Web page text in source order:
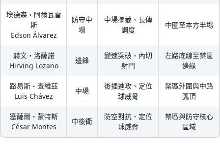
埃德森・阿爾瓦雷
斯
Edson Álvarez
防守中
場
中場攔截、長傳
調度
中圈至本方半場
赫文・洛薩諾
Hirving Lozano
邊鋒
變速突破、內切
射門
左路底線至禁區
邊緣
路易斯・查維茲
Luis Chávez
中場
後插進攻、定位
球威脅
禁區外圍與中路
弧頂
塞薩爾・蒙特斯
César Montes
中後衛
防空對抗、定位
球威脅
禁區與防守核心
區域